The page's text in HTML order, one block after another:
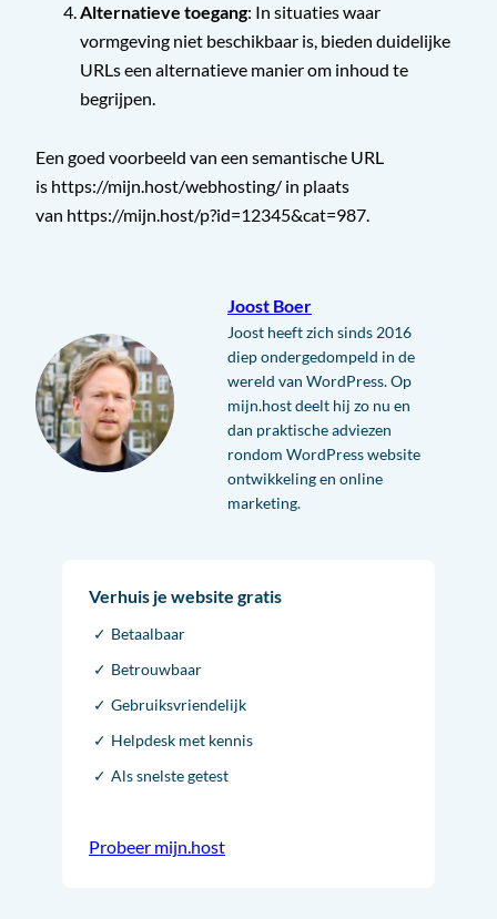
Alternatieve toegang: In situaties waar
vormgeving niet beschikbaar is, bieden duidelijke
URLs een alternatieve manier om inhoud te
begrijpen.
Een goed voorbeeld van een semantische URL
is https://mijn.host/webhosting/ in plaats
van https://mijn.host/p?id=12345&cat=987.
Joost Boer
Joost heeft zich sinds 2016
diep ondergedompeld in de
wereld van WordPress. Op
mijn.host deelt hij zo nu en
dan praktische adviezen
rondom WordPress website
ontwikkeling en online
marketing.
Verhuis je website gratis
Betaalbaar
Betrouwbaar
Gebruiksvriendelijk
Helpdesk met kennis
Als snelste getest
Probeer mijn.host